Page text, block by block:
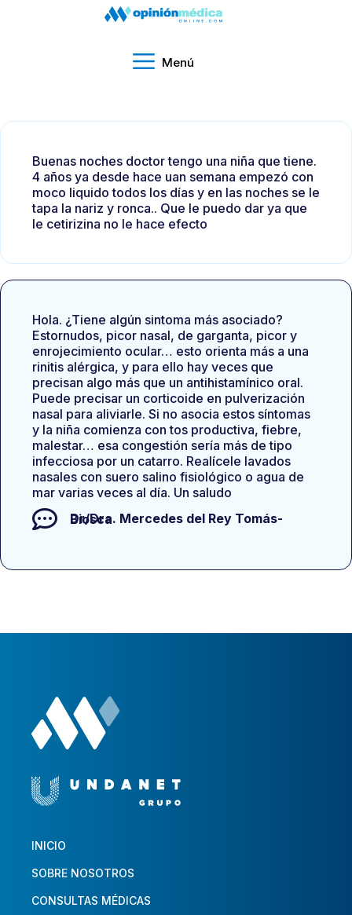
Menú
Buenas noches doctor tengo una niña que tiene.
4 años ya desde hace uan semana empezó con
moco liquido todos los días y en las noches se le
tapa la nariz y ronca.. Que le puedo dar ya que
le cetirizina no le hace efecto
Hola. ¿Tiene algún sintoma más asociado?
Estornudos, picor nasal, de garganta, picor y
enrojecimiento ocular… esto orienta más a una
rinitis alérgica, y para ello hay veces que
precisan algo más que un antihistamínico oral.
Puede precisar un corticoide en pulverización
nasal para aliviarle. Si no asocia estos síntomas
y la niña comienza con tos productiva, fiebre,
malestar… esa congestión sería más de tipo
infecciosa por un catarro. Realícele lavados
nasales con suero salino fisiológico o agua de
mar varias veces al día. Un saludo
Dr/Dra.
Mercedes del Rey Tomás-Biosca
INICIO
SOBRE NOSOTROS
CONSULTAS MÉDICAS